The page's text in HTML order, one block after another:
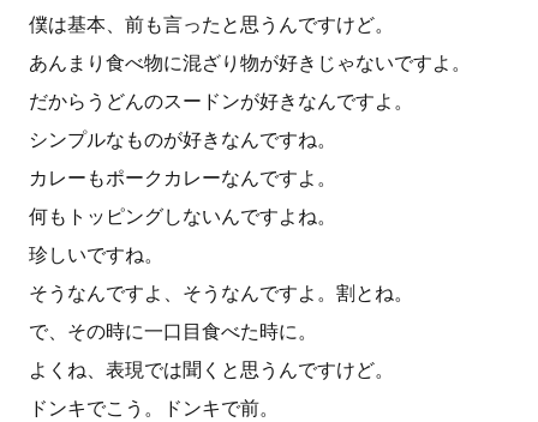
僕は基本、前も言ったと思うんですけど。
あんまり食べ物に混ざり物が好きじゃないですよ。
だからうどんのスードンが好きなんですよ。
シンプルなものが好きなんですね。
カレーもポークカレーなんですよ。
何もトッピングしないんですよね。
珍しいですね。
そうなんですよ、そうなんですよ。割とね。
で、その時に一口目食べた時に。
よくね、表現では聞くと思うんですけど。
ドンキでこう。ドンキで前。